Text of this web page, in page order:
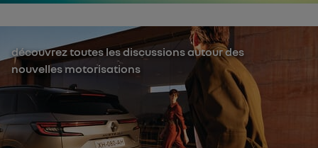
découvrez toutes les discussions autour des
nouvelles motorisations